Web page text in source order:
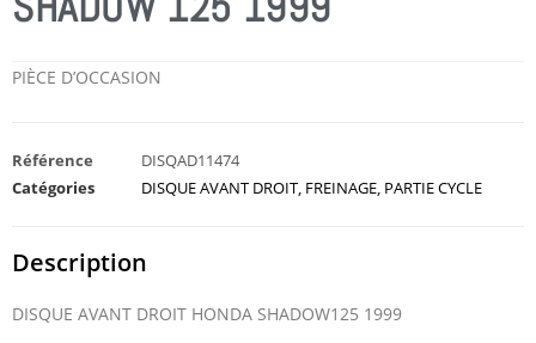
PIÈCE D’OCCASION
Référence
DISQAD11474
Catégories
DISQUE AVANT DROIT, FREINAGE, PARTIE CYCLE
Description
DISQUE AVANT DROIT HONDA SHADOW125 1999